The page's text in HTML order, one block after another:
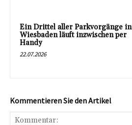
Ein Drittel aller Parkvorgänge in
Wiesbaden läuft inzwischen per
Handy
22.07.2026
Kommentieren Sie den Artikel